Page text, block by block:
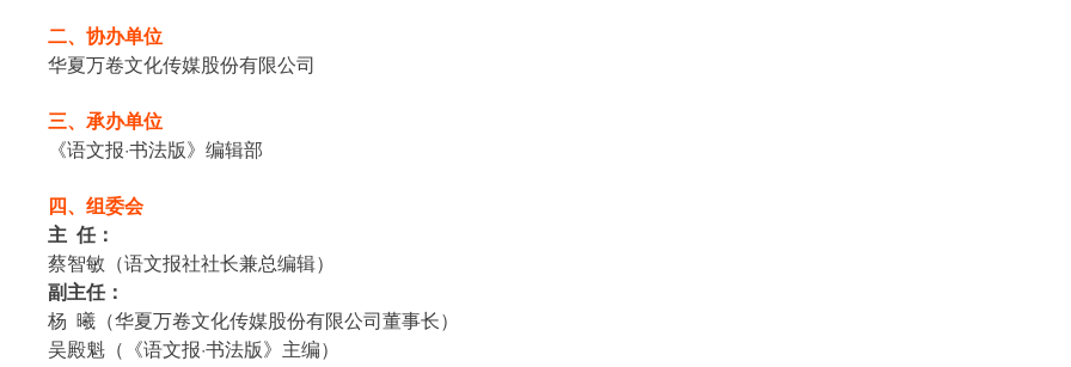
二、协办单位
华夏万卷文化传媒股份有限公司
三、承办单位
《语文报·书法版》编辑部
四、组委会
主 任：
蔡智敏（语文报社社长兼总编辑）
副主任：
杨 曦（华夏万卷文化传媒股份有限公司董事长）
吴殿魁（《语文报·书法版》主编）